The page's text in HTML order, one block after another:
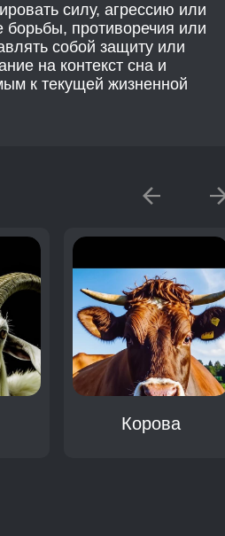
силу, агрессию или
борьбы, противоречия или
собой защиту или
на контекст сна и
к текущей жизненной
Корова